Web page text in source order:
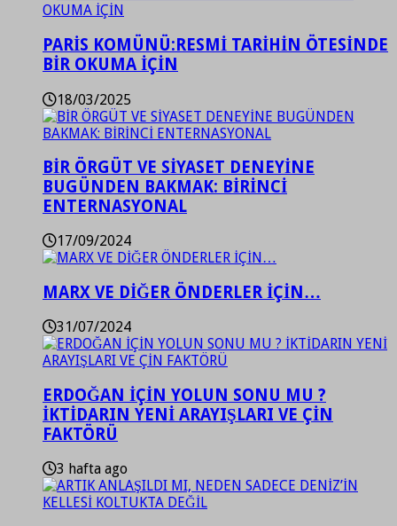
PARİS KOMÜNÜ:RESMİ TARİHİN ÖTESİNDE
BİR OKUMA İÇİN
18/03/2025
BİR ÖRGÜT VE SİYASET DENEYİNE
BUGÜNDEN BAKMAK: BİRİNCİ
ENTERNASYONAL
17/09/2024
MARX VE DİĞER ÖNDERLER İÇİN…
31/07/2024
ERDOĞAN İÇİN YOLUN SONU MU ?
İKTİDARIN YENİ ARAYIŞLARI VE ÇİN
FAKTÖRÜ
3 hafta ago